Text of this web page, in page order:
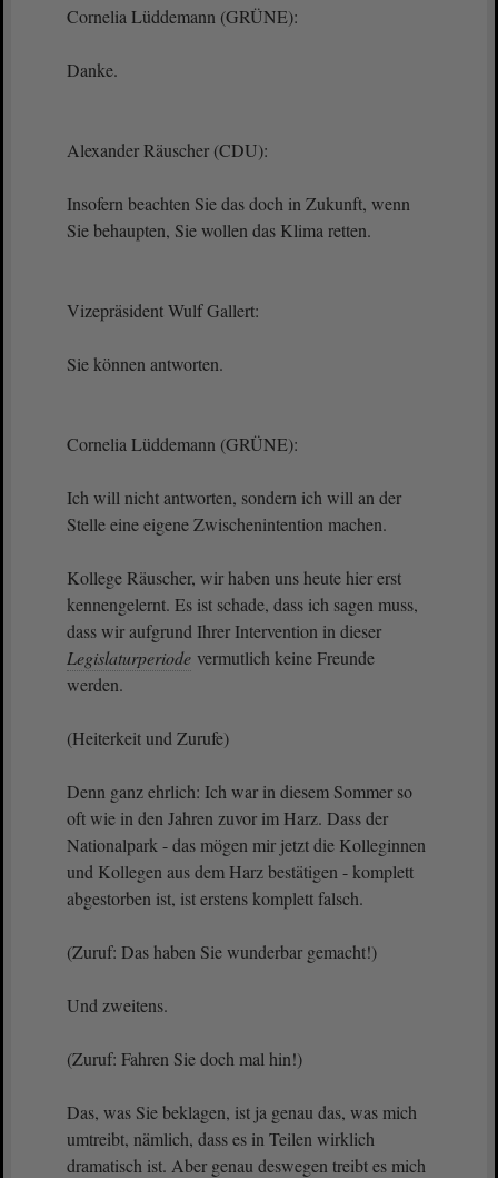
Cornelia Lüddemann (GRÜNE):
Danke.
Alexander Räuscher (CDU):
Insofern beachten Sie das doch in Zukunft, wenn
Sie behaupten, Sie wollen das Klima retten.
Vizepräsident Wulf Gallert:
Sie können antworten.
Cornelia Lüddemann (GRÜNE):
Ich will nicht antworten, sondern ich will an der
Stelle eine eigene Zwischenintention machen.
Kollege Räuscher, wir haben uns heute hier erst
kennengelernt. Es ist schade, dass ich sagen muss,
dass wir aufgrund Ihrer Intervention in dieser
Legislaturperiode vermutlich keine Freunde
werden.
(Heiterkeit und Zurufe)
Denn ganz ehrlich: Ich war in diesem Sommer so
oft wie in den Jahren zuvor im Harz. Dass der
Nationalpark - das mögen mir jetzt die Kolleginnen
und Kollegen aus dem Harz bestätigen - komplett
abgestorben ist, ist erstens komplett falsch.
(Zuruf: Das haben Sie wunderbar gemacht!)
Und zweitens.
(Zuruf: Fahren Sie doch mal hin!)
Das, was Sie beklagen, ist ja genau das, was mich
umtreibt, nämlich, dass es in Teilen wirklich
dramatisch ist. Aber genau deswegen treibt es mich